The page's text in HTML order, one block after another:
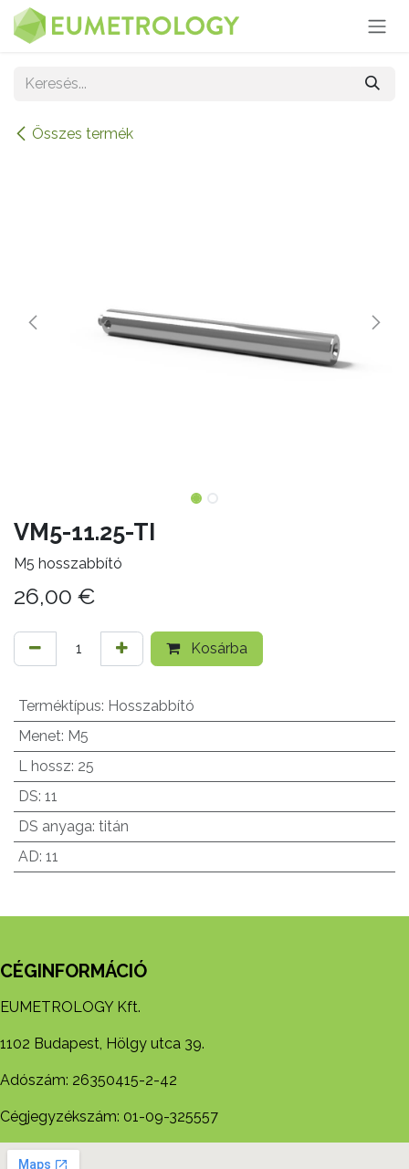
Kihagyás és továbblépés a tartalomhoz
Összes termék
VM5-11.25-TI
M5 hosszabbító
26,00 €
Kosárba
Terméktípus: Hosszabbító
Menet: M5
L hossz: 25
DS: 11
DS anyaga: titán
AD: 11
CÉGINFORMÁCIÓ
EUMETROLOGY Kft.
1102 Budapest, Hölgy utca 39.
Adószám: 26350415-2-42
Cégjegyzékszám: 01-09-325557